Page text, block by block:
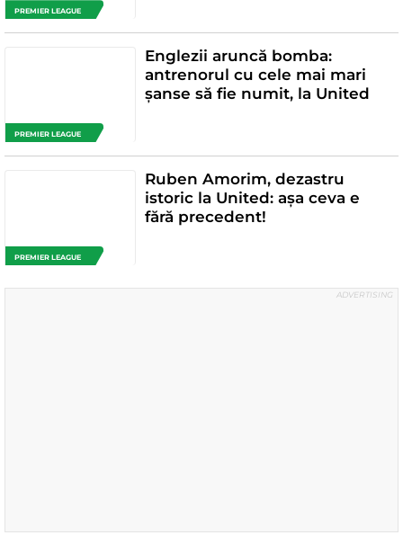
PREMIER LEAGUE
PREMIER LEAGUE
Englezii aruncă bomba:
antrenorul cu cele mai mari
șanse să fie numit, la United
PREMIER LEAGUE
Ruben Amorim, dezastru
istoric la United: așa ceva e
fără precedent!